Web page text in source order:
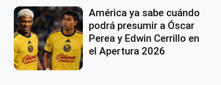
América ya sabe cuándo
podrá presumir a Óscar
Perea y Edwin Cerrillo en
el Apertura 2026